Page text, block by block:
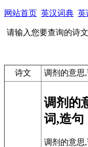
网站首页 英汉词典 英
请输入您要查询的诗文
诗文 调剂的意思
调剂的
词,造句
调剂的意思